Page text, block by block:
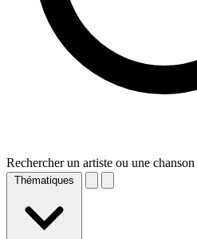
Rechercher un artiste ou une chanson
Thématiques